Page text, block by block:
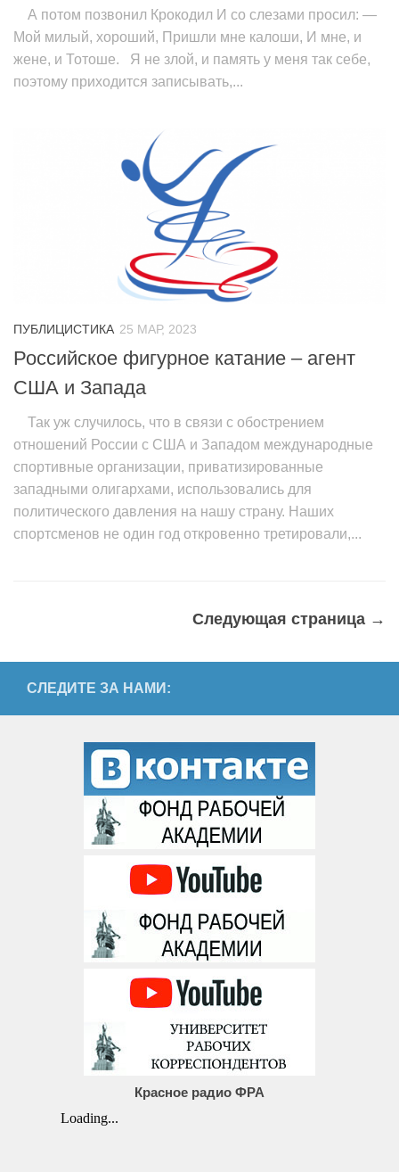
А потом позвонил Крокодил И со слезами просил: —
Мой милый, хороший, Пришли мне калоши, И мне, и
жене, и Тотоше. Я не злой, и память у меня так себе,
поэтому приходится записывать,...
ПУБЛИЦИСТИКА 25 МАР, 2023
Российское фигурное катание – агент
США и Запада
Так уж случилось, что в связи с обострением
отношений России с США и Западом международные
спортивные организации, приватизированные
западными олигархами, использовались для
политического давления на нашу страну. Наших
спортсменов не один год откровенно третировали,...
Следующая страница →
СЛЕДИТЕ ЗА НАМИ:
Красное радио ФРА